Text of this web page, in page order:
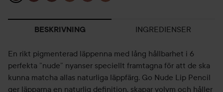
BESKRIVNING INGREDIENSER
En rikt pigmenterad läppenna med lång hållbarhet i 6
perfekta ”nude” nyanser speciellt framtagna för att de ska
kunna matcha allas naturliga läppfärg. Go Nude Lip Pencil
ger läpparna en naturlig definition, skapar volym och håller